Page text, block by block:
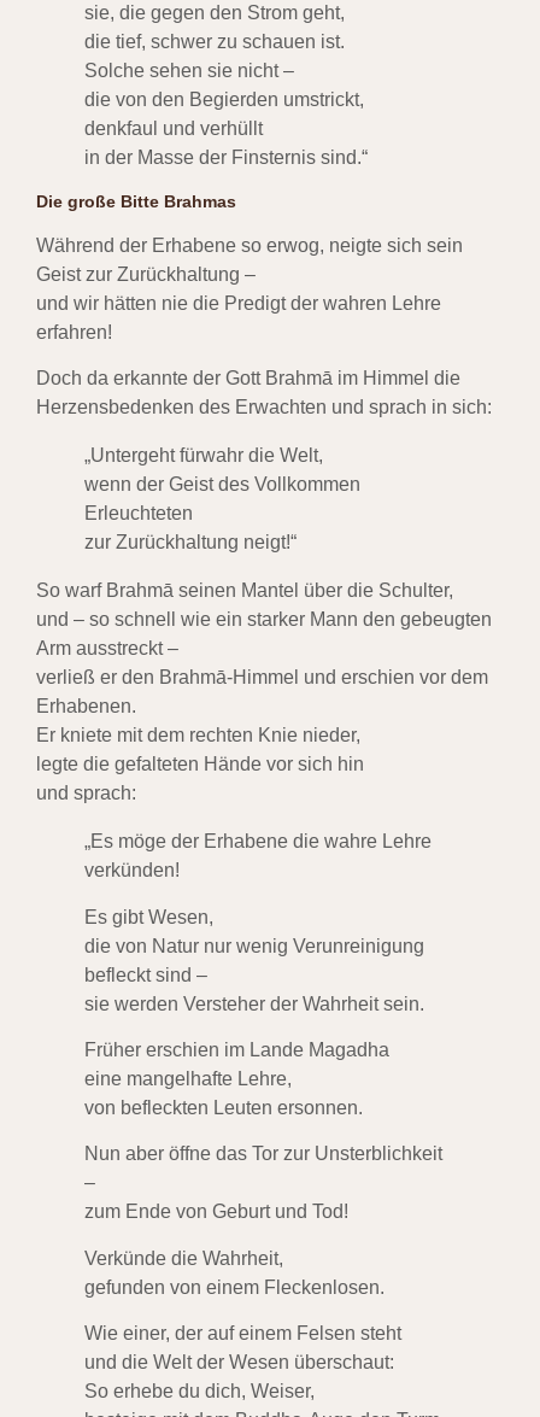
sie, die gegen den Strom geht,
die tief, schwer zu schauen ist.
Solche sehen sie nicht –
die von den Begierden umstrickt,
denkfaul und verhüllt
in der Masse der Finsternis sind.“
Die große Bitte Brahmas
Während der Erhabene so erwog, neigte sich sein
Geist zur Zurückhaltung –
und wir hätten nie die Predigt der wahren Lehre
erfahren!
Doch da erkannte der Gott Brahmā im Himmel die
Herzensbedenken des Erwachten und sprach in sich:
„Untergeht fürwahr die Welt,
wenn der Geist des Vollkommen
Erleuchteten
zur Zurückhaltung neigt!“
So warf Brahmā seinen Mantel über die Schulter,
und – so schnell wie ein starker Mann den gebeugten
Arm ausstreckt –
verließ er den Brahmā-Himmel und erschien vor dem
Erhabenen.
Er kniete mit dem rechten Knie nieder,
legte die gefalteten Hände vor sich hin
und sprach:
„Es möge der Erhabene die wahre Lehre
verkünden!
Es gibt Wesen,
die von Natur nur wenig Verunreinigung
befleckt sind –
sie werden Versteher der Wahrheit sein.
Früher erschien im Lande Magadha
eine mangelhafte Lehre,
von befleckten Leuten ersonnen.
Nun aber öffne das Tor zur Unsterblichkeit
–
zum Ende von Geburt und Tod!
Verkünde die Wahrheit,
gefunden von einem Fleckenlosen.
Wie einer, der auf einem Felsen steht
und die Welt der Wesen überschaut:
So erhebe du dich, Weiser,